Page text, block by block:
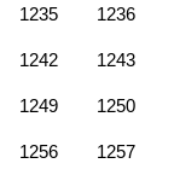
1235 1236
1242 1243
1249 1250
1256 1257